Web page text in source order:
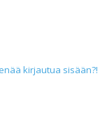
kirjautua sisään?!